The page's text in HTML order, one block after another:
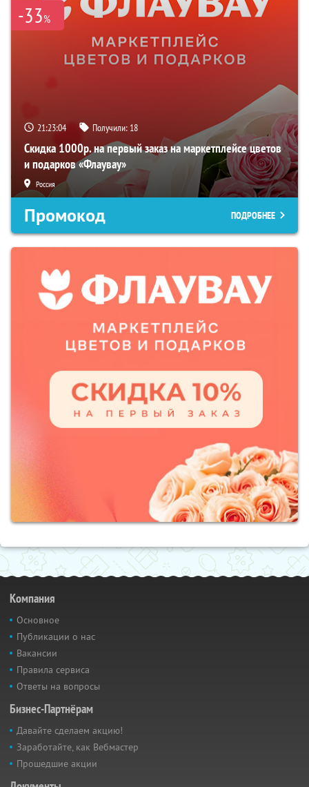
-33%
21:23:03 Получили: 18
Скидка 1000р. на первый заказ на маркетплейсе цветов
и подарков «Флаувау»
Россия
Промокод ПОДРОБНЕЕ
Компания
Основное
Публикации о нас
Вакансии
Правила сервиса
Ответы на вопросы
Бизнес-Партнёрам
Давайте сделаем акцию!
Заработайте, как Вебмастер
Прошедшие акции